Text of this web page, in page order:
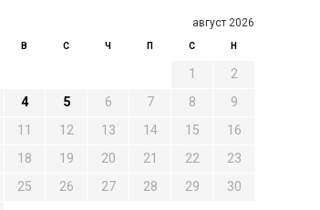
август 2026
В С Ч П С Н
1
2
4 5 6 7 8
9
11 12 13 14 15
16
18 19 20 21 22
23
25 26 27 28 29
30